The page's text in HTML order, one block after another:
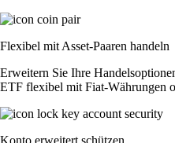
Flexibel mit Asset-Paaren handeln
Erweitern Sie Ihre
ETF flexibel mit Fiat-Währungen
Konto erweitert schützen